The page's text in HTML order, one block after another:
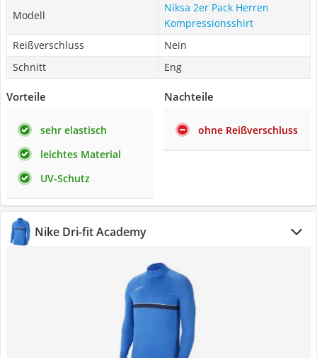
Modell
Niksa 2er Pack Herren
Kompressionsshirt
Reißverschluss
Nein
Schnitt
Eng
Vorteile
sehr elastisch
leichtes Material
UV-Schutz
Nachteile
ohne Reißverschluss
Nike Dri-fit Academy